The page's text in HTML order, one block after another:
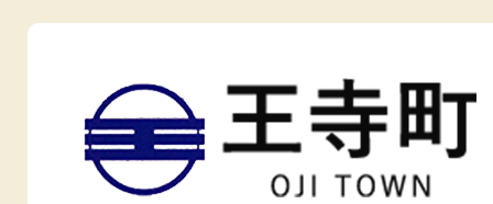
王
寺
町